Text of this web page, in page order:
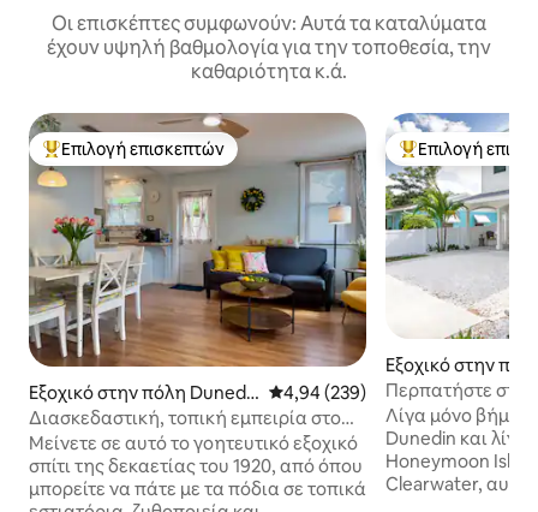
Οι επισκέπτες συμφωνούν: Αυτά τα καταλύματα
έχουν υψηλή βαθμολογία για την τοποθεσία, την
καθαριότητα κ.ά.
Κορυφαία επιλογή επισκεπτών
Επιλογή επισκεπτών
Εξοχικό στην πόλη Dunedi
n
Μέση βαθμολογία: 4,94 στα 5,
4,94 (239)
Διασκεδαστική, τοπική εμπειρία στο
Ντούνεντιν με τα πόδια
Μείνετε σε αυτό το γοητευτικό εξοχικό
σπίτι της δεκαετίας του 1920, από όπου
μπορείτε να πάτε με τα πόδια σε τοπικά
Κορυφαία
Επιλογή
Εξοχικό στην
n
Περπατήστε στο
στο Waterfront,
παραλίες
Λίγα μόνο
Dunedin και λίγα
Honeymoon
Clearwater, αυτό